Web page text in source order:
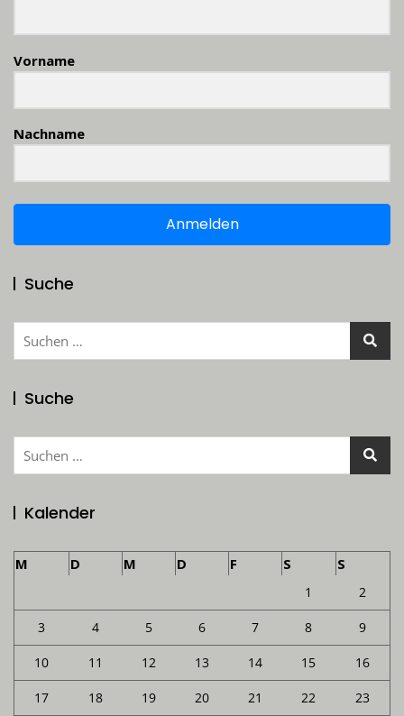
Vorname
Nachname
Anmelden
Suche
Suchen
Suche
Suchen
Kalender
M D M D F S S
1 2
3 4 5 6 7 8 9
10 11 12 13 14 15 16
17 18 19 20 21 22 23